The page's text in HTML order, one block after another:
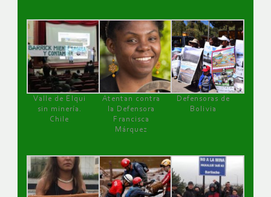
Valle de Elqui
sin minería.
Chile
Atentan contra
la Defensora
Francisca
Márquez
Defensoras de
Bolivia